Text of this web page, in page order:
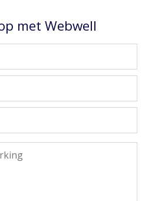
met Webwell